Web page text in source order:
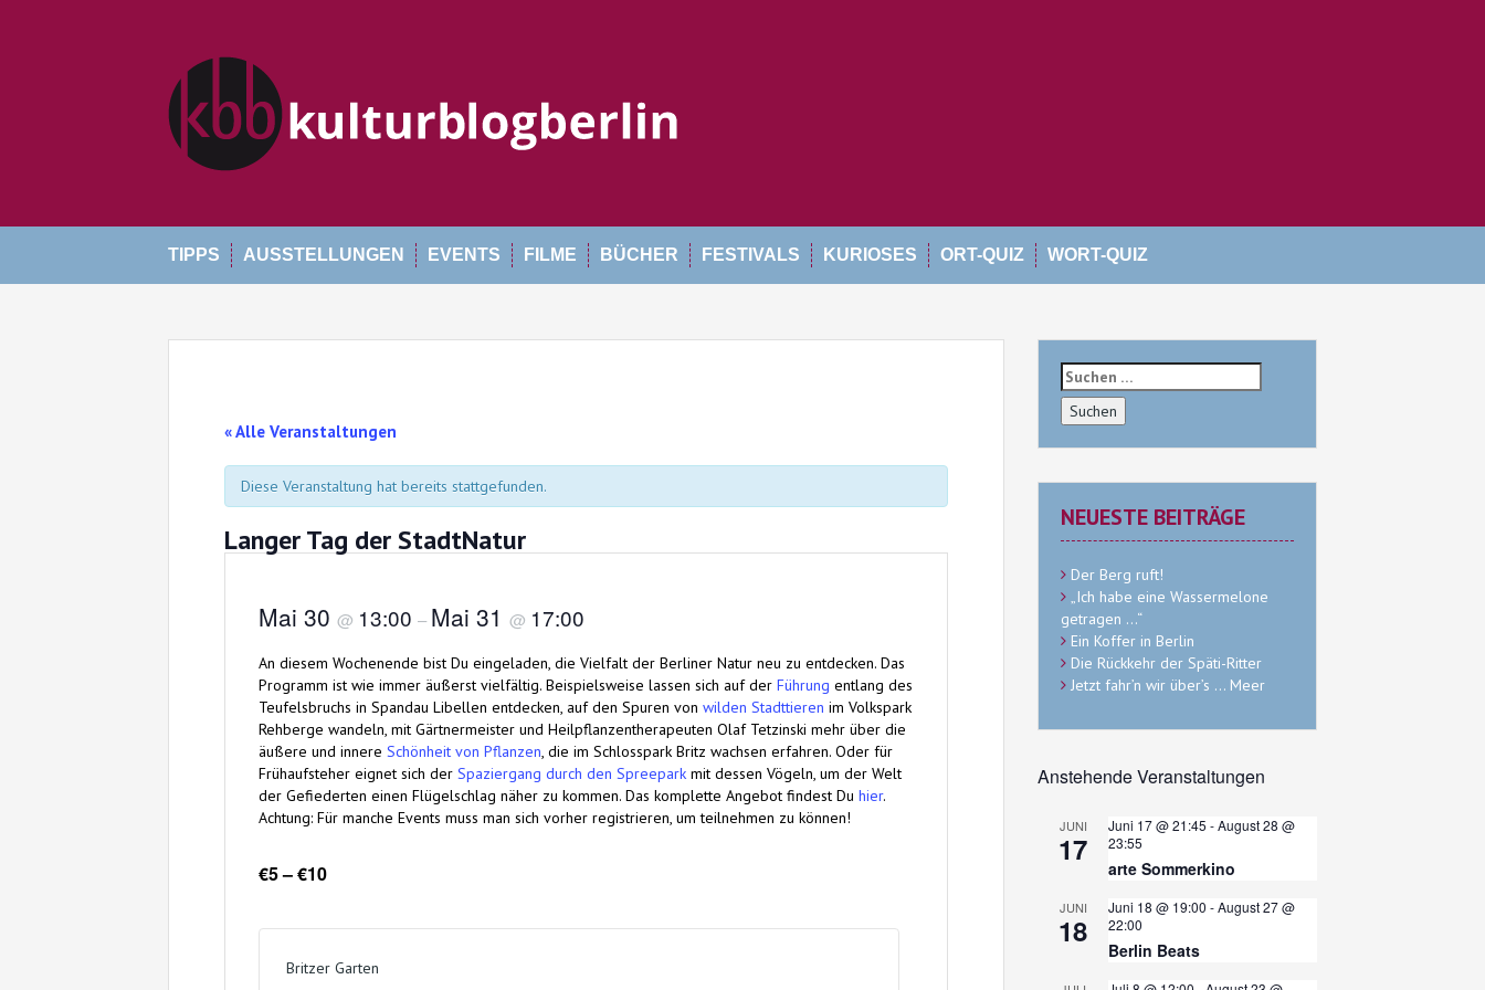
TIPPS AUSSTELLUNGEN EVENTS FILME BÜCHER FESTIVALS KURIOSES ORT-QUIZ WORT-QUIZ
« Alle Veranstaltungen
Diese Veranstaltung hat bereits stattgefunden.
Langer Tag der StadtNatur
Mai 30 @ 13:00 – Mai 31 @ 17:00
An diesem Wochenende bist Du eingeladen, die Vielfalt der Berliner Natur neu zu entdecken. Das
Programm ist wie immer äußerst vielfältig. Beispielsweise lassen sich auf der Führung entlang des
Teufelsbruchs in Spandau Libellen entdecken, auf den Spuren von wilden Stadttieren im Volkspark
Rehberge wandeln, mit Gärtnermeister und Heilpflanzentherapeuten Olaf Tetzinski mehr über die
äußere und innere Schönheit von Pflanzen, die im Schlosspark Britz wachsen erfahren. Oder für
Frühaufsteher eignet sich der Spaziergang durch den Spreepark mit dessen Vögeln, um der Welt
der Gefiederten einen Flügelschlag näher zu kommen. Das komplette Angebot findest Du hier.
Achtung: Für manche Events muss man sich vorher registrieren, um teilnehmen zu können!
€5 – €10
Britzer Garten
Suchen
nach:
NEUESTE BEITRÄGE
Der Berg ruft!
„Ich habe eine Wassermelone
getragen …“
Ein Koffer in Berlin
Die Rückkehr der Späti-Ritter
Jetzt fahr’n wir über’s … Meer
Anstehende Veranstaltungen
JUNI
17
Juni 17 @ 21:45 -August 28 @
23:55
arte Sommerkino
JUNI
18
Juni 18 @ 19:00 -August 27 @
22:00
Berlin Beats